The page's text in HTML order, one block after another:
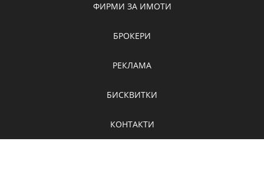
ФИРМИ ЗА ИМОТИ
БРОКЕРИ
РЕКЛАМА
БИСКВИТКИ
КОНТАКТИ